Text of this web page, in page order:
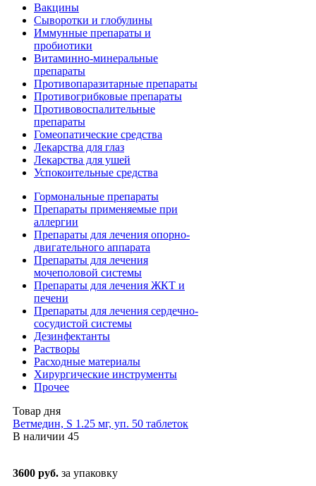
Вакцины
Сыворотки и глобулины
Иммунные препараты и
пробиотики
Витаминно-минеральные
препараты
Противопаразитарные препараты
Противогрибковые препараты
Противовоспалительные
препараты
Гомеопатические средства
Лекарства для глаз
Лекарства для ушей
Успокоительные средства
Гормональные препараты
Препараты применяемые при
аллергии
Препараты для лечения опорно-
двигательного аппарата
Препараты для лечения
мочеполовой системы
Препараты для лечения ЖКТ и
печени
Препараты для лечения сердечно-
сосудистой системы
Дезинфектанты
Растворы
Расходные материалы
Хирургические инструменты
Прочее
Товар дня
Ветмедин, S 1.25 мг, уп. 50 таблеток
В наличии 45
3600 руб. за упаковку